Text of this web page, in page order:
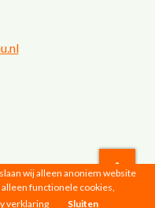
Privacyverklaring
wij alleen anoniem website
functionele cookies,
verklaring Sluiten